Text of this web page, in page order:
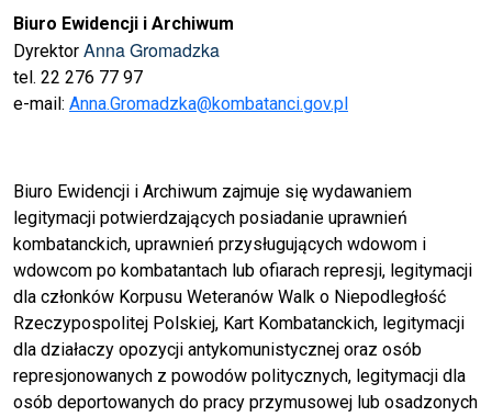
Biuro Ewidencji i Archiwum
Dyrektor Anna Gromadzka
tel. 22 276 77 97
e-mail: Anna.Gromadzka@kombatanci.gov.pl
Biuro Ewidencji i Archiwum zajmuje się wydawaniem
legitymacji potwierdzających posiadanie uprawnień
kombatanckich, uprawnień przysługujących wdowom i
wdowcom po kombatantach lub ofiarach represji, legitymacji
dla członków Korpusu Weteranów Walk o Niepodległość
Rzeczypospolitej Polskiej, Kart Kombatanckich, legitymacji
dla działaczy opozycji antykomunistycznej oraz osób
represjonowanych z powodów politycznych, legitymacji dla
osób deportowanych do pracy przymusowej lub osadzonych